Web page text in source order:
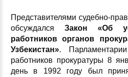
Представителями судебно-
обсуждалсяЗакон «Об
работников органов
Узбекистан».
работников прокуратуры 8
день в 1992 году был